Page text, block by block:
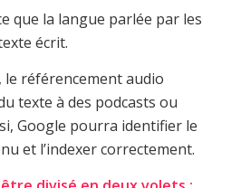
que la langue parlée par les
écrit.
le référencement audio
texte à des podcasts ou
Google pourra identifier le
et l’indexer correctement.